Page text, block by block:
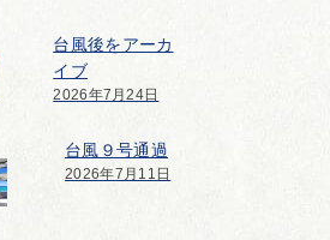
台風後をアーカ
イブ
2026年7月24日
台風９号通過
2026年7月11日